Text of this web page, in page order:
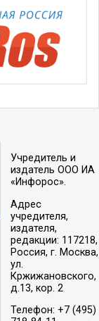
Учредитель и
издатель ООО ИА
«Инфорос».
Адрес
учредителя,
издателя,
редакции: 117218,
Россия, г. Москва,
ул.
Кржижановского,
д.13, кор. 2
Телефон: +7 (495)